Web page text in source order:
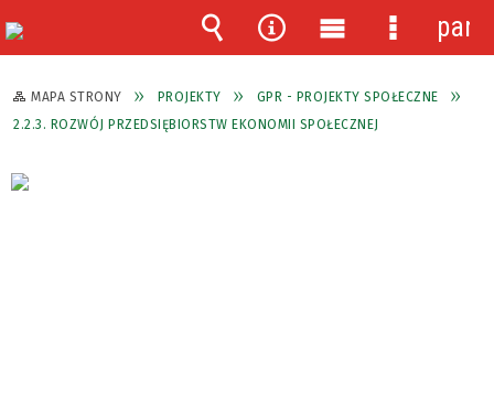
MAPA STRONY PROJEKTY
GPR - PROJEKTY SPOŁECZNE
2.2.3. ROZWÓJ PRZEDSIĘBIORSTW EKONOMII SPOŁECZNEJ
Wyszukiwarka
Narzędzia
Menu
główne
Menu